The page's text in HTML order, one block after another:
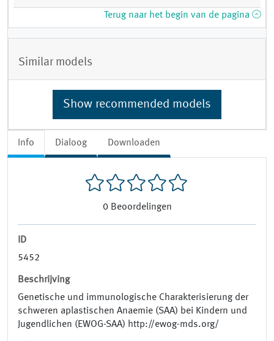
Info Dialoog Downloaden
0 Beoordelingen
ID
5452
Beschrijving
Genetische und immunologische Charakterisierung der
schweren aplastischen Anaemie (SAA) bei Kindern und
Jugendlichen (EWOG-SAA) http://ewog-mds.org/
Terug naar het begin van de pagina
Similar models
Show recommended models